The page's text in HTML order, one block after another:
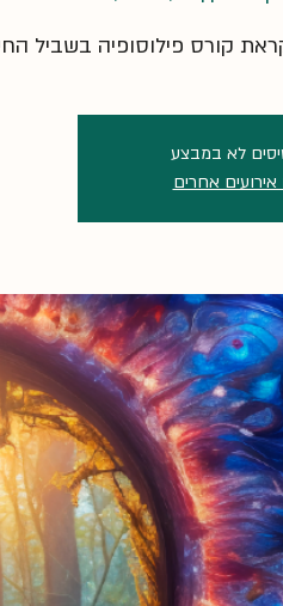
קורס פילוסופיה בשביל
לא במבצע
אירועים אחרים